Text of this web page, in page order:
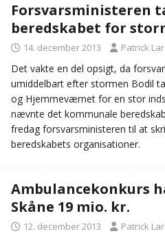
Forsvarsministeren
beredskabet for
14. december 2013 Patrick
Det vakte en del opsigt, da
umiddelbart efter stormen Bodil
og Hjemmeværnet for en stor
nævnte det kommunale
fredag forsvarsministeren til at
beredskabets organisationer.
Ambulancekonkurs
Skåne 19 mio. kr.
12. december 2013 Patrick